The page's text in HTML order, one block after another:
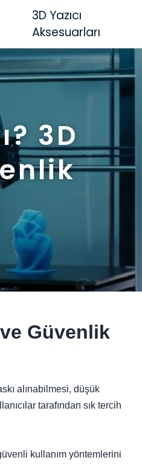
3D Yazıcı
Aksesuarları
3D
ve Güvenlik
alınabilmesi, düşük
tarafından sık tercih
kullanım yöntemlerini